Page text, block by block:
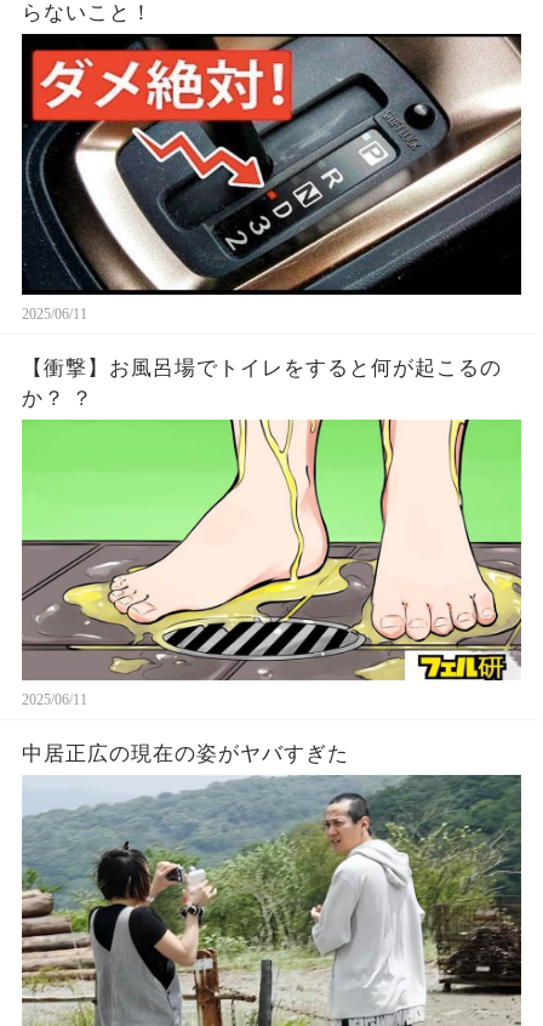
らないこと！
2025/06/11
【衝撃】お風呂場でトイレをすると何が起こるの
か？ ？
2025/06/11
中居正広の現在の姿がヤバすぎた